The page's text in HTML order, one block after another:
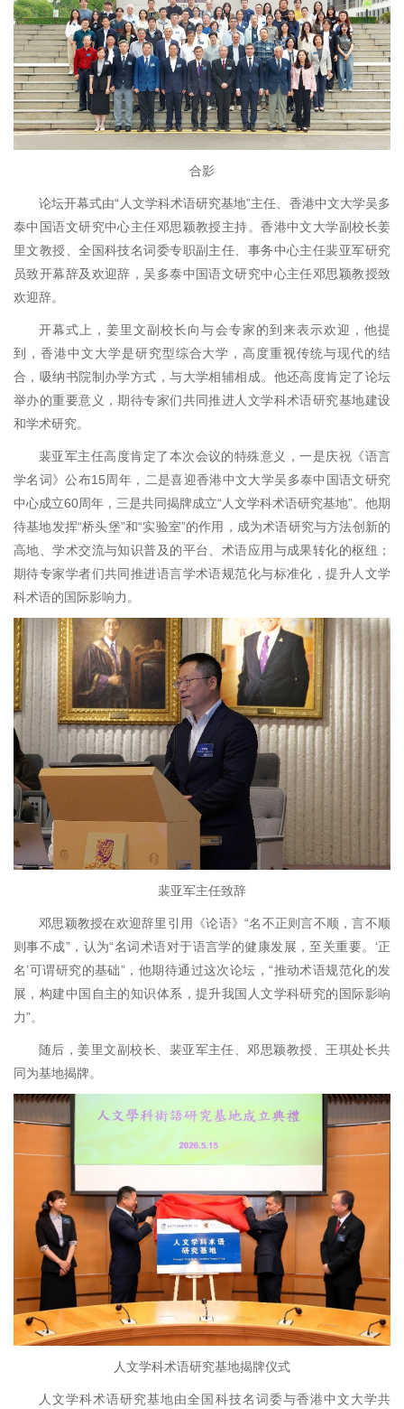
合影
论坛开幕式由“人文学科术语研究基地”主任、香港中文大学吴多
泰中国语文研究中心主任邓思颖教授主持。香港中文大学副校长姜
里文教授、全国科技名词委专职副主任、事务中心主任裴亚军研究
员致开幕辞及欢迎辞，吴多泰中国语文研究中心主任邓思颖教授致
欢迎辞。
开幕式上，姜里文副校长向与会专家的到来表示欢迎，他提
到，香港中文大学是研究型综合大学，高度重视传统与现代的结
合，吸纳书院制办学方式，与大学相辅相成。他还高度肯定了论坛
举办的重要意义，期待专家们共同推进人文学科术语研究基地建设
和学术研究。
裴亚军主任高度肯定了本次会议的特殊意义，一是庆祝《语言
学名词》公布15周年，二是喜迎香港中文大学吴多泰中国语文研究
中心成立60周年，三是共同揭牌成立“人文学科术语研究基地”。他期
待基地发挥“桥头堡”和“实验室”的作用，成为术语研究与方法创新的
高地、学术交流与知识普及的平台、术语应用与成果转化的枢纽；
期待专家学者们共同推进语言学术语规范化与标准化，提升人文学
科术语的国际影响力。
裴亚军主任致辞
邓思颖教授在欢迎辞里引用《论语》“名不正则言不顺，言不顺
则事不成”，认为“名词术语对于语言学的健康发展，至关重要。‘正
名’可谓研究的基础”，他期待通过这次论坛，“推动术语规范化的发
展，构建中国自主的知识体系，提升我国人文学科研究的国际影响
力”。
随后，姜里文副校长、裴亚军主任、邓思颖教授、王琪处长共
同为基地揭牌。
人文学科术语研究基地揭牌仪式
人文学科术语研究基地由全国科技名词委与香港中文大学共